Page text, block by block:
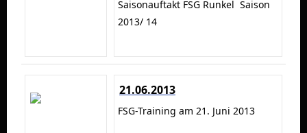
Saisonauftakt FSG Runkel Saison
2013/ 14
21.06.2013
FSG-Training am 21. Juni 2013